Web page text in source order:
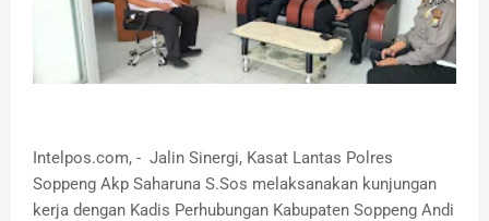
Intelpos.com, - Jalin Sinergi, Kasat Lantas Polres
Soppeng Akp Saharuna S.Sos melaksanakan kunjungan
kerja dengan Kadis Perhubungan Kabupaten Soppeng Andi